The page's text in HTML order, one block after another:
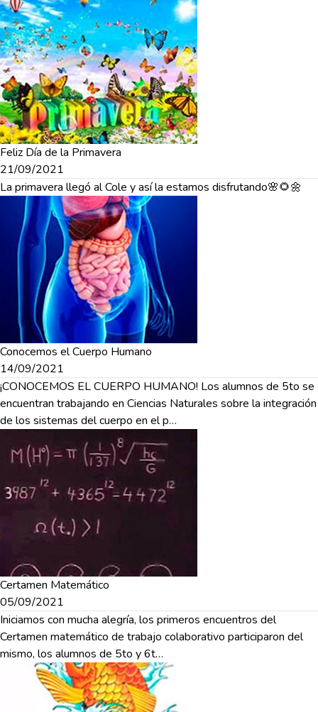
Feliz Día de la Primavera
21/09/2021
La primavera llegó al Cole y así la estamos disfrutando🌸🌻🌼
Conocemos el Cuerpo Humano
14/09/2021
¡CONOCEMOS EL CUERPO HUMANO! Los alumnos de 5to se
encuentran trabajando en Ciencias Naturales sobre la integración
de los sistemas del cuerpo en el p…
Certamen Matemático
05/09/2021
Iniciamos con mucha alegría, los primeros encuentros del
Certamen matemático de trabajo colaborativo participaron del
mismo, los alumnos de 5to y 6t…